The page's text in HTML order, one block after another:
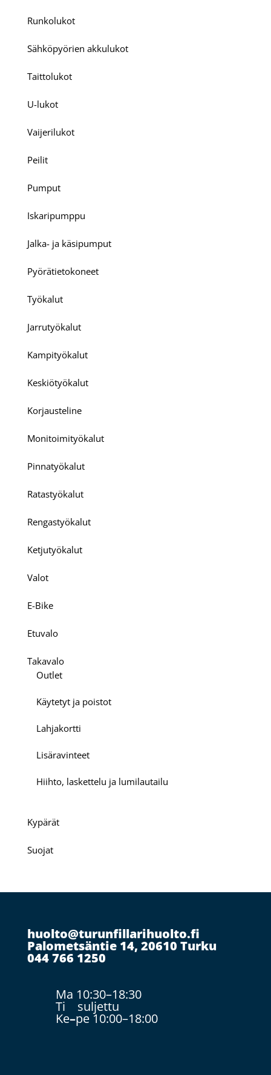
Runkolukot
Sähköpyörien akkulukot
Taittolukot
U-lukot
Vaijerilukot
Peilit
Pumput
Iskaripumppu
Jalka- ja käsipumput
Pyörätietokoneet
Työkalut
Jarrutyökalut
Kampityökalut
Keskiötyökalut
Korjausteline
Monitoimityökalut
Pinnatyökalut
Ratastyökalut
Rengastyökalut
Ketjutyökalut
Valot
E-Bike
Etuvalo
Takavalo
Outlet
Käytetyt ja poistot
Lahjakortti
Lisäravinteet
Hiihto, laskettelu ja lumilautailu
Kypärät
Suojat
huolto@turunfillarihuolto.fi
Palometsäntie 14, 20610 Turku
044 766 1250
Ma 10:30–18:30
Ti suljettu
Ke–pe 10:00–18:00